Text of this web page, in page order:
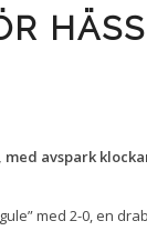
avspark
med 2-0, en